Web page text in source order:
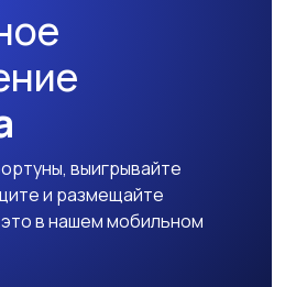
выигрывайте
и размещайте
в нашем мобильном